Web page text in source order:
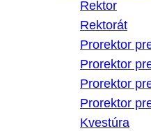
Rektor
Rektorát
Prorektor
Prorektor
Prorektor
Prorektor
Kvestúra